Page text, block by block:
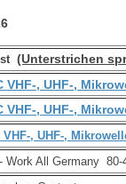
(Unterstrichen
VHF-, UHF-,
VHF-, UHF-,
VHF-, UHF-,
Work All Germany 80-